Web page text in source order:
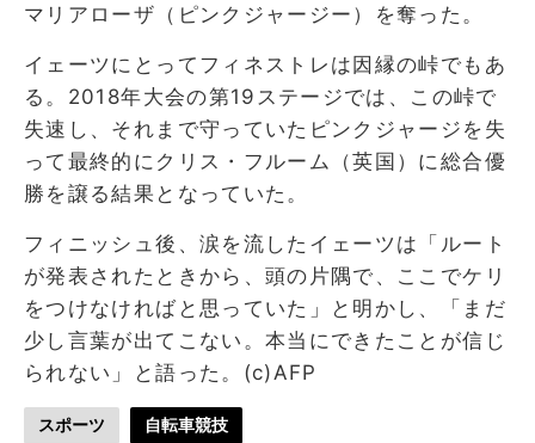
マリアローザ（ピンクジャージー）を奪った。
イェーツにとってフィネストレは因縁の峠でもあ
る。2018年大会の第19ステージでは、この峠で
失速し、それまで守っていたピンクジャージを失
って最終的にクリス・フルーム（英国）に総合優
勝を譲る結果となっていた。
フィニッシュ後、涙を流したイェーツは「ルート
が発表されたときから、頭の片隅で、ここでケリ
をつけなければと思っていた」と明かし、「まだ
少し言葉が出てこない。本当にできたことが信じ
られない」と語った。(c)AFP
スポーツ 自転車競技